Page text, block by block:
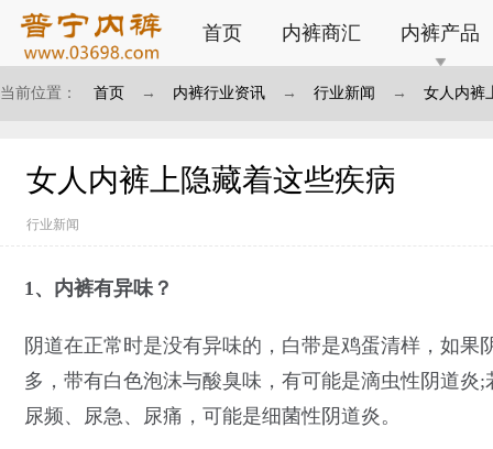
首页 内裤商汇 内裤产品
当前位置： 首页 → 内裤行业资讯 → 行业新闻 → 女人内裤
女人内裤上隐藏着这些疾病
行业新闻
1、内裤有异味？
阴道在正常时是没有异味的，白带是鸡蛋清样，如
多，带有白色泡沫与酸臭味，有可能是滴虫性阴道
尿频、尿急、尿痛，可能是细菌性阴道炎。